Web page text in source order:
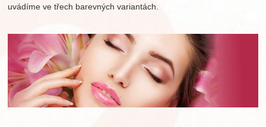
uvádíme ve třech barevných variantách.